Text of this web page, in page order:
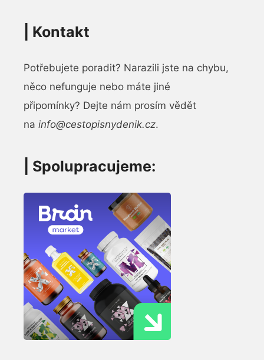
Kontakt
Potřebujete poradit? Narazili jste na chybu,
něco nefunguje nebo máte jiné
připomínky? Dejte nám prosím vědět
na info@cestopisnydenik.cz.
| Spolupracujeme: